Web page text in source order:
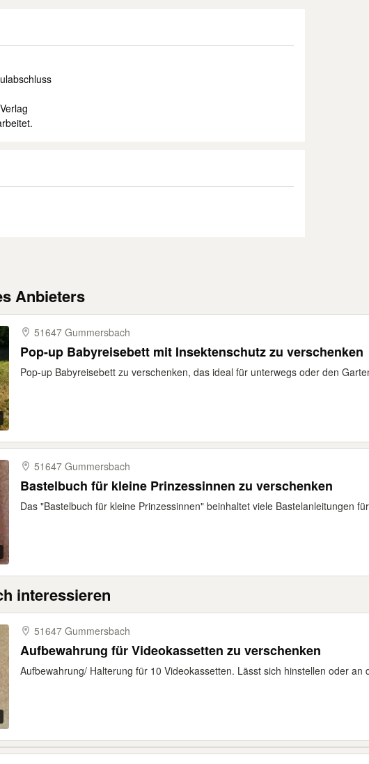
Anbieters
51647 Gummersbach
Pop-up Babyreisebett mit Insektenschutz zu verschenken
Pop-up Babyreisebett zu verschenken, das ideal für unterwegs oder den
51647 Gummersbach
Bastelbuch für kleine Prinzessinnen zu verschenken
Das "Bastelbuch für kleine Prinzessinnen" beinhaltet viele Bastelanleitungen
interessieren
51647 Gummersbach
Aufbewahrung für Videokassetten zu verschenken
Aufbewahrung/ Halterung für 10 Videokassetten. Lässt sich hinstellen oder an